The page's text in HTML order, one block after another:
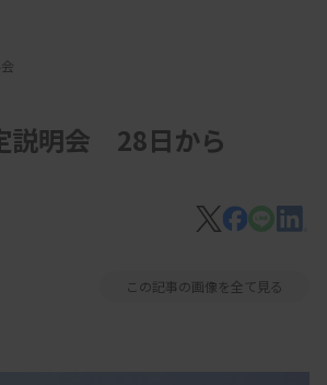
説明会 28日から
この記事の画像を全て見る